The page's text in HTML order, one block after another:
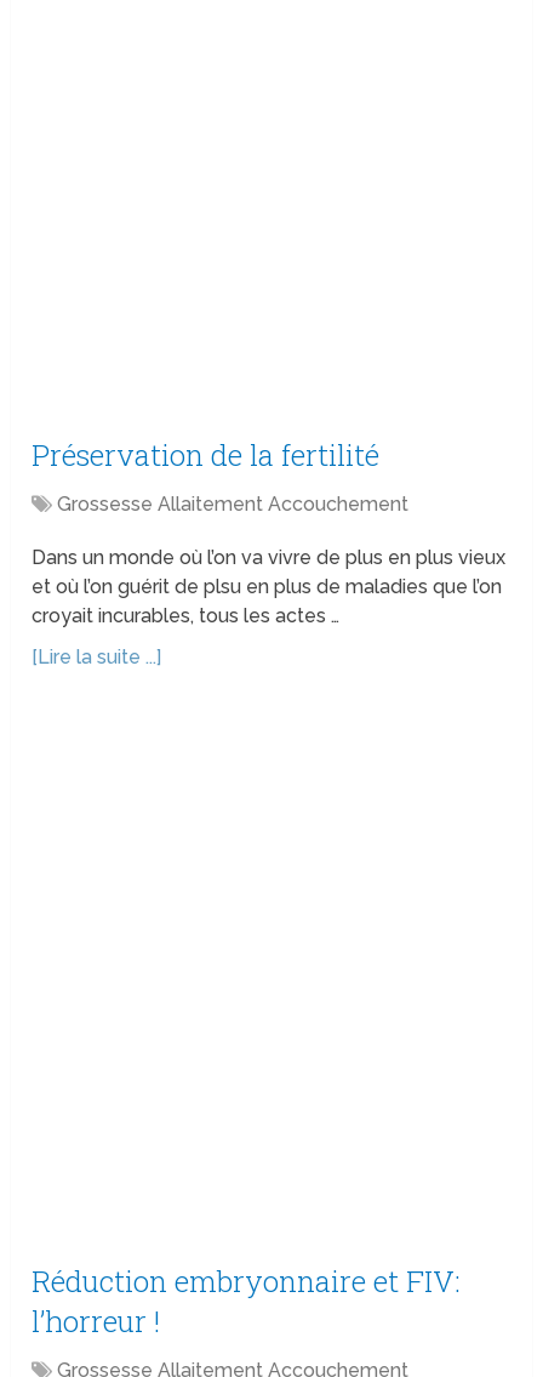
Préservation de la fertilité
Grossesse Allaitement Accouchement
Dans un monde où l’on va vivre de plus en plus vieux
et où l’on guérit de plsu en plus de maladies que l’on
croyait incurables, tous les actes …
[Lire la suite ...]
Réduction embryonnaire et FIV:
l’horreur !
Grossesse Allaitement Accouchement